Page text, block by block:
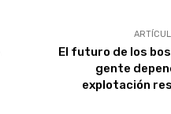
El futuro de los
gente
explotación